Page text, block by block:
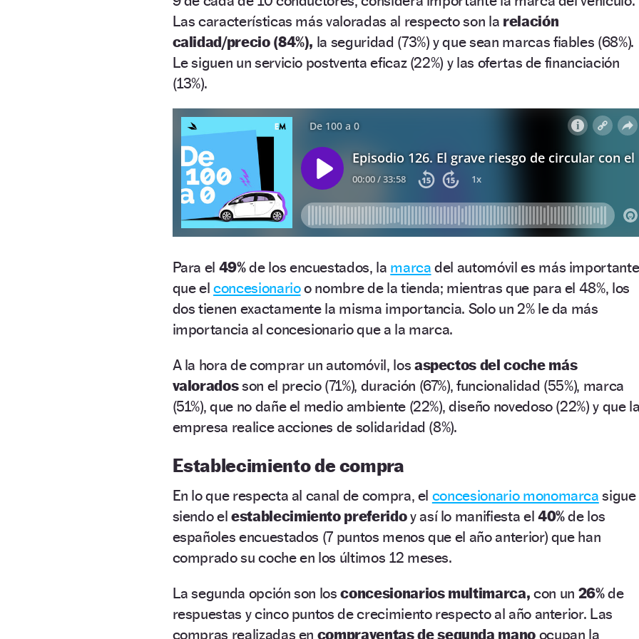
Las características más valoradas al respecto son la relación
calidad/precio (84%), la seguridad (73%) y que sean marcas fiables (68%).
Le siguen un servicio postventa eficaz (22%) y las ofertas de financiación
(13%).
Para el 49%de los encuestados, la marca del automóvil es más importante
que elconcesionarioo nombre de la tienda; mientras que para el 48%, los
dos tienen exactamente la misma importancia. Solo un 2% le da más
importancia al concesionario que a la marca.
A la hora de comprar un automóvil, los aspectos del coche más
valoradosson el precio (71%), duración (67%), funcionalidad (55%), marca
(51%), que no dañe el medio ambiente (22%), diseño novedoso (22%) y que
empresa realice acciones de solidaridad (8%).
Establecimiento de compra
En lo que respecta al canal de compra, el concesionario monomarca sigue
siendo elestablecimiento preferidoy así lo manifiesta el 40%de los
españoles encuestados (7 puntos menos que el año anterior) que han
comprado su coche en los últimos 12 meses.
La segunda opción son losconcesionarios multimarca, con un 26%de
respuestas y cinco puntos de crecimiento respecto al año anterior. Las
compras realizadas en compraventas de segunda mano ocupan la